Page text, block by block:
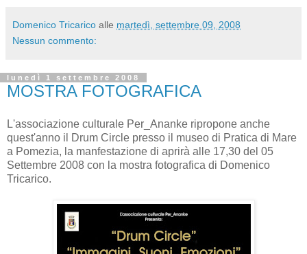
Domenico Tricarico alle martedì, settembre 09, 2008
Nessun commento:
lunedì 1 settembre 2008
MOSTRA FOTOGRAFICA
L'associazione culturale Per_Ananke ripropone anche
quest'anno il Drum Circle presso il museo di Pratica di Mare
a Pomezia, la manfestazione di aprirà alle 17,30 del 05
Settembre 2008 con la mostra fotografica di Domenico
Tricarico.